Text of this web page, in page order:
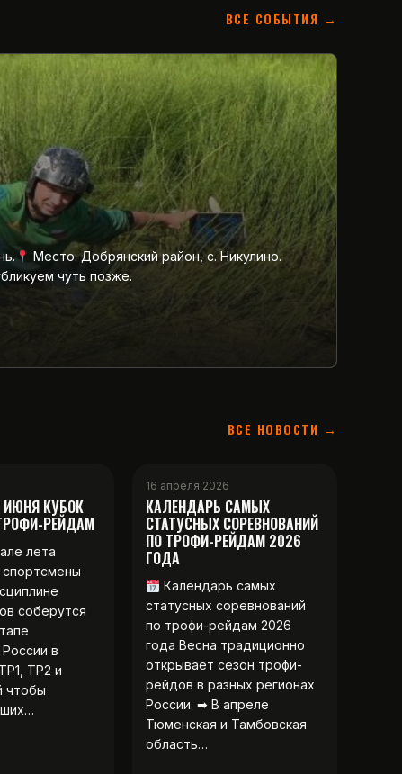
ВСЕ СОБЫТИЯ →
Место: Добрянский район, с. Никулино.
чуть позже.
ВСЕ НОВОСТИ →
КУБОК
РЕЙДАМ
лета
соберутся
в
ТР2 и
чтобы
16 апреля 2026
КАЛЕНДАРЬ САМЫХ
СТАТУСНЫХ СОРЕВНОВАНИЙ
ПО ТРОФИ-РЕЙДАМ 2026
ГОДА
Календарь самых
статусных соревнований
по трофи-рейдам 2026
года Весна традиционно
открывает сезон трофи-
рейдов в разных регионах
России. ➡ В апреле
Тюменская и Тамбовская
область…